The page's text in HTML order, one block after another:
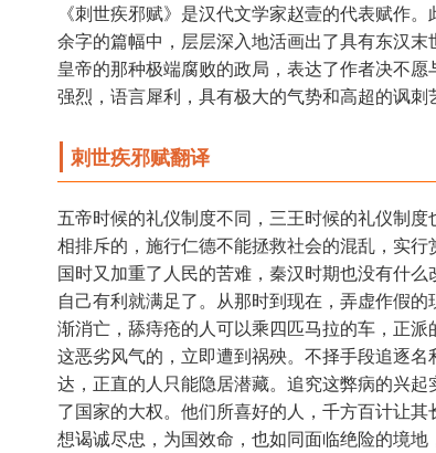
《刺世疾邪赋》是汉代文学家赵壹的代表赋作
余字的篇幅中，层层深入地活画出了具有东汉
皇帝的那种极端腐败的政局，表达了作者决不
强烈，语言犀利，具有极大的气势和高超的讽刺
刺世疾邪赋翻译
五帝时候的礼仪制度不同，三王时候的礼仪制
相排斥的，施行仁德不能拯救社会的混乱，实
国时又加重了人民的苦难，秦汉时期也没有什
自己有利就满足了。从那时到现在，弄虚作假
渐消亡，舔痔疮的人可以乘四匹马拉的车，正
这恶劣风气的，立即遭到祸殃。不择手段追逐
达，正直的人只能隐居潜藏。追究这弊病的兴
了国家的大权。他们所喜好的人，千方百计让
想谒诚尽忠，为国效命，也如同面临绝险的境